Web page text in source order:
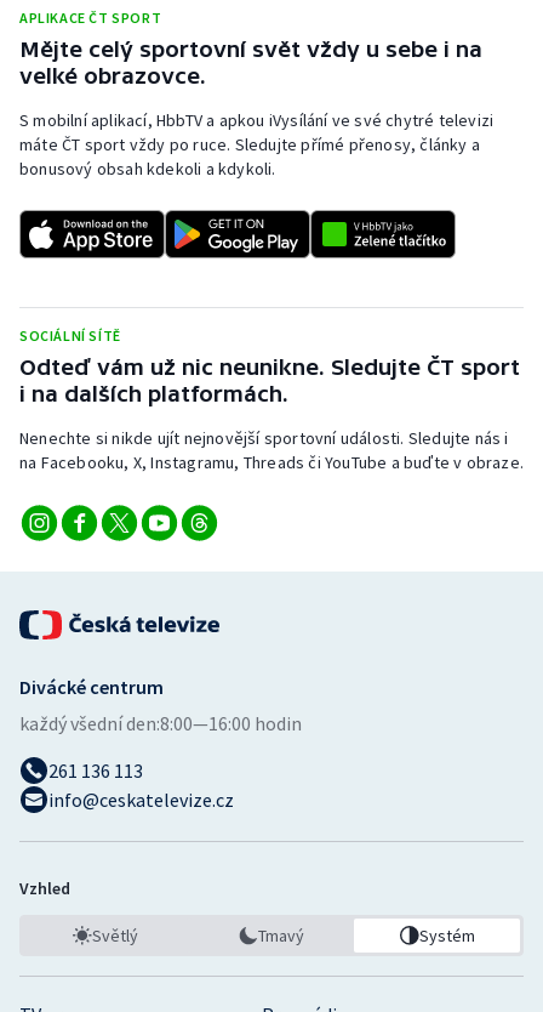
APLIKACE ČT SPORT
Mějte celý sportovní svět vždy u sebe i na
velké obrazovce.
S mobilní aplikací, HbbTV a apkou iVysílání ve své chytré televizi
máte ČT sport vždy po ruce. Sledujte přímé přenosy, články a
bonusový obsah kdekoli a kdykoli.
SOCIÁLNÍ SÍTĚ
Odteď vám už nic neunikne. Sledujte ČT sport
i na dalších platformách.
Nenechte si nikde ujít nejnovější sportovní události. Sledujte nás i
na Facebooku, X, Instagramu, Threads či YouTube a buďte v obraze.
Divácké centrum
každý všední den:8:00—16:00 hodin
261 136 113
info@ceskatelevize.cz
Vzhled
Světlý Tmavý Systém